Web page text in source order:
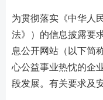
为贯彻落实《中华人
法》）的信息披露要求
息公开网站（以下简
心公益事业热忱的企
段发展。有关要求及